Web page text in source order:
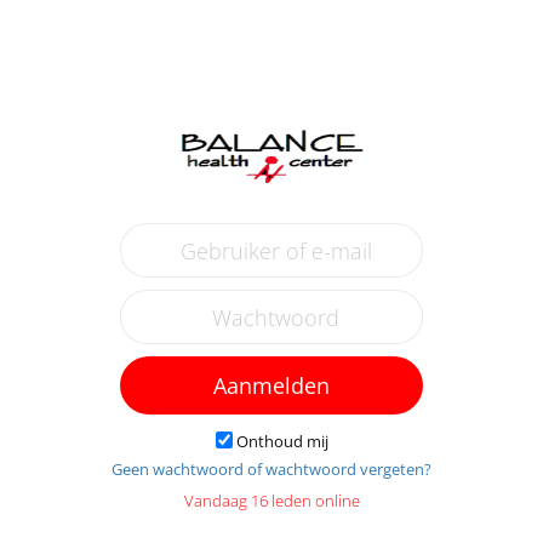
Aanmelden
Onthoud mij
Geen wachtwoord of wachtwoord vergeten?
Vandaag 16 leden online